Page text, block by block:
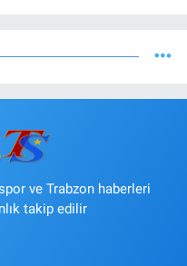
ve Trabzon haberleri
takip edilir